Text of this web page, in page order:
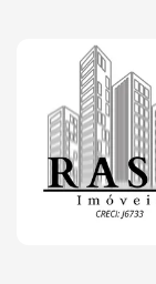
Página inicial